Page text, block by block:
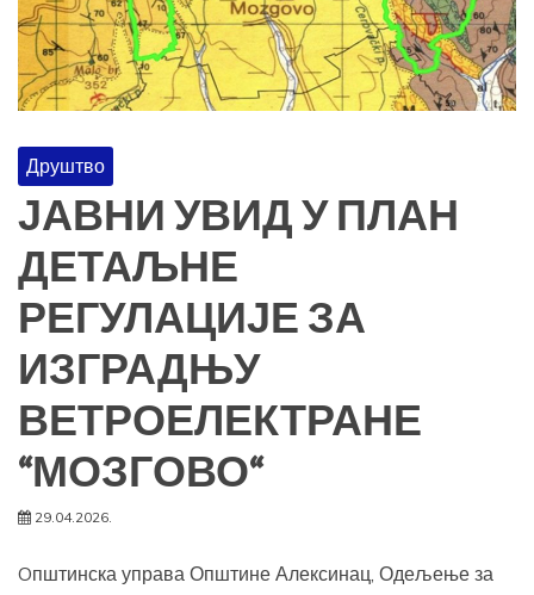
Друштво
ЈАВНИ УВИД У ПЛАН
ДЕТАЉНЕ
РЕГУЛАЦИЈЕ ЗА
ИЗГРАДЊУ
ВЕТРОЕЛЕКТРАНЕ
“МОЗГОВО“
29.04.2026.
Oпштинска управа Општине Алексинац, Одељење за